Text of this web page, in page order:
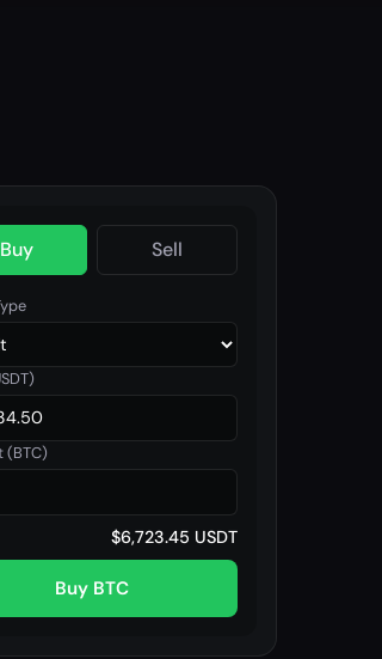
Buy Sell
(BTC)
$6,723.45 USDT
Buy BTC